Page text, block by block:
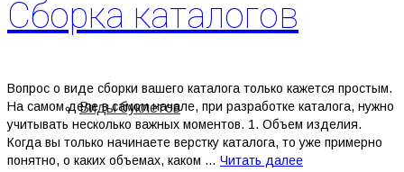
Виды буклетов
Сборка каталогов
Вопрос о виде сборки вашего каталога только кажется простым.
На самом деле в самом начале, при разработке каталога, нужно
учитывать несколько важных моментов. 1. Объем изделия.
Когда вы только начинаете верстку каталога, то уже примерно
понятно, о каких объемах, каком … Читать далее